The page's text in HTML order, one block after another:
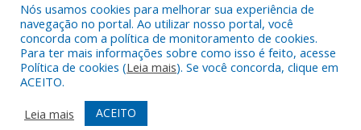
Todos os direitos reservados a Prefeitura Municipal de Santarém
Novo.
Mapa do Site
Acessar Área Administrativa
Acessar Webmail
Nós usamos cookies para melhorar sua experiência de
navegação no portal. Ao utilizar nosso portal, você
concorda com a política de monitoramento de cookies.
Para ter mais informações sobre como isso é feito, acesse
Política de cookies (Leia mais). Se você concorda, clique em
ACEITO.
Leia mais
ACEITO